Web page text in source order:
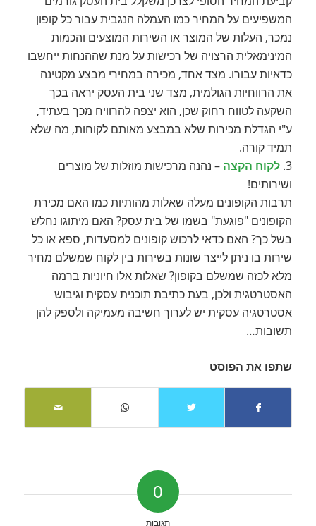
המשפיעים על המחיר כמו העמלה הנגבית עבור כל קופון
נמכר, העלות של המוצר או השירות המוצעים והכמות
המינימאלית הרצויה של רכישות על מנת שההנחות ייחשבו
כדאיות עבורו. מצד אחד, מכירה במחירי מבצע מקטינה
את הרווחיות הגולמית, מצד שני בית העסק יראה בכך
השקעה לטווח רחוק שכן, הוא יצפה להרוויח מכך בעתיד,
ע"י הגדלת מכירות שלא במבצע מאותם לקוחות, מה שלא
תמיד קורה.
3. לקוח הקצה – נהנה מרכישות מוזלות של מוצרים
ושירותים!
תרבות הקופונים מעלה שאלות מהותיות כמו האם מכירת
הקופונים "פוגעת" בשמו של בית עסק? האם מיתוגו נחלש
בשל כך? האם כדאי לרכוש קופונים למסעדות, ספא או כל
שירות בו ניתן לייצר שונות בשירות בין לקוח שמשלם מחיר
מלא לכזה שמשלם בקופון? שאלות אלו חיוניות ברמה
האסטרטגית ולכן, בעת כתיבת תוכנית עסקית וגיבוש
אסטרטגיה עסקית יש לערוך חשיבה מעמיקה ולספק להן
תשובות…
שתפו את הפוסט
0
תגובות